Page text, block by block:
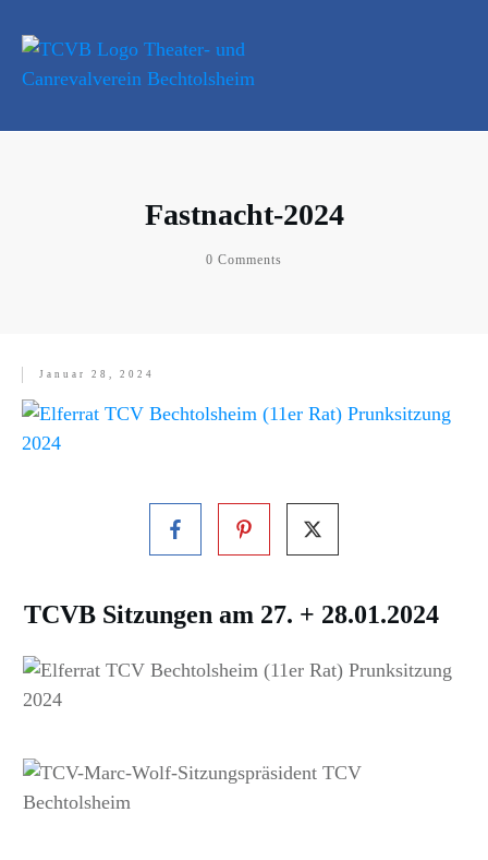
Fastnacht-2024
0 Comments
Januar 28, 2024
TCVB Sitzungen am 27. + 28.01.2024